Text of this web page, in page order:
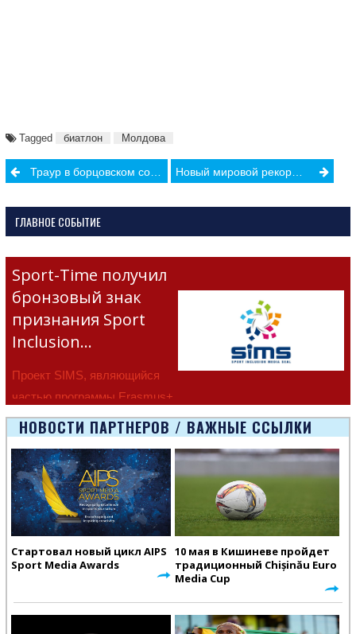
Tagged биатлон Молдова
PostТраур в борцовском сообществе Турции Новый мировой рекорд Райана Краузера
ГЛАВНОЕ СОБЫТИЕ
Sport-Time получил
бронзовый знак
признания Sport
Inclusion…
Проект SIMS, являющийся
частью программы Erasmus+
Европейско
НОВОСТИ ПАРТНЕРОВ / ВАЖНЫЕ ССЫЛКИ
Стартовал новый цикл AIPS
Sport Media Awards
10 мая в Кишиневе пройдет
традиционный Chișinău Euro
Media Cup